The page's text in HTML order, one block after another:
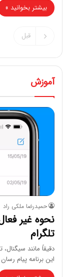
بیشتر بخوانید »
قبل
آموزش
حمیدرضا ملکی راد
نحوه غیر
تلگرام
دقیقاً مانند
این برنامه پیام